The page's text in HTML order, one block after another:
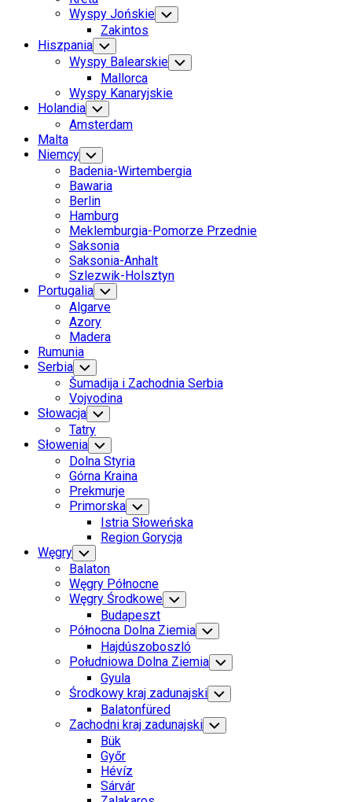
Wyspy Jońskie Toggle
Child
Zakintos
Hiszpania Toggle
Child
Menu
Wyspy Balearskie Toggle
Child
Mallorca
Wyspy Kanaryjskie
Holandia Toggle
Child
Menu
Amsterdam
Malta
Niemcy Toggle
Child
Menu
Badenia-Wirtembergia
Bawaria
Berlin
Hamburg
Meklemburgia-Pomorze Przednie
Saksonia
Saksonia-Anhalt
Szlezwik-Holsztyn
Current
Page
Parent
Portugalia Toggle
Child
Menu
Algarve
Azory
Current
Page
Parent
Madera
Rumunia
Serbia Toggle
Child
Menu
Šumadija i Zachodnia Serbia
Vojvodina
Słowacja Toggle
Child
Menu
Tatry
Słowenia Toggle
Child
Menu
Dolna Styria
Górna Kraina
Prekmurje
Primorska Toggle
Child
Menu
Istria Słoweńska
Region Gorycja
Węgry Toggle
Child
Menu
Balaton
Węgry Północne
Węgry Środkowe Toggle
Child
Menu
Budapeszt
Północna Dolna Ziemia Toggle
Child
Menu
Hajdúszoboszló
Południowa Dolna Ziemia Toggle
Child
Menu
Gyula
Środkowy kraj zadunajski Toggle
Child
Menu
Balatonfüred
Zachodni kraj zadunajski Toggle
Child
Bük
Győr
Hévíz
Sárvár